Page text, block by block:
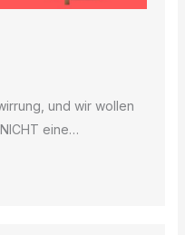
und wir wollen
eine…